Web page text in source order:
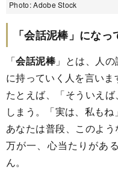
Photo: Adobe Stock
「会話泥棒」にな
「会話泥棒」とは、人
に持っていく人を言いま
たとえば、「そういえ
しまう。「実は、私もね
あなたは普段、このよう
万が一、心当たりがあ
ん。